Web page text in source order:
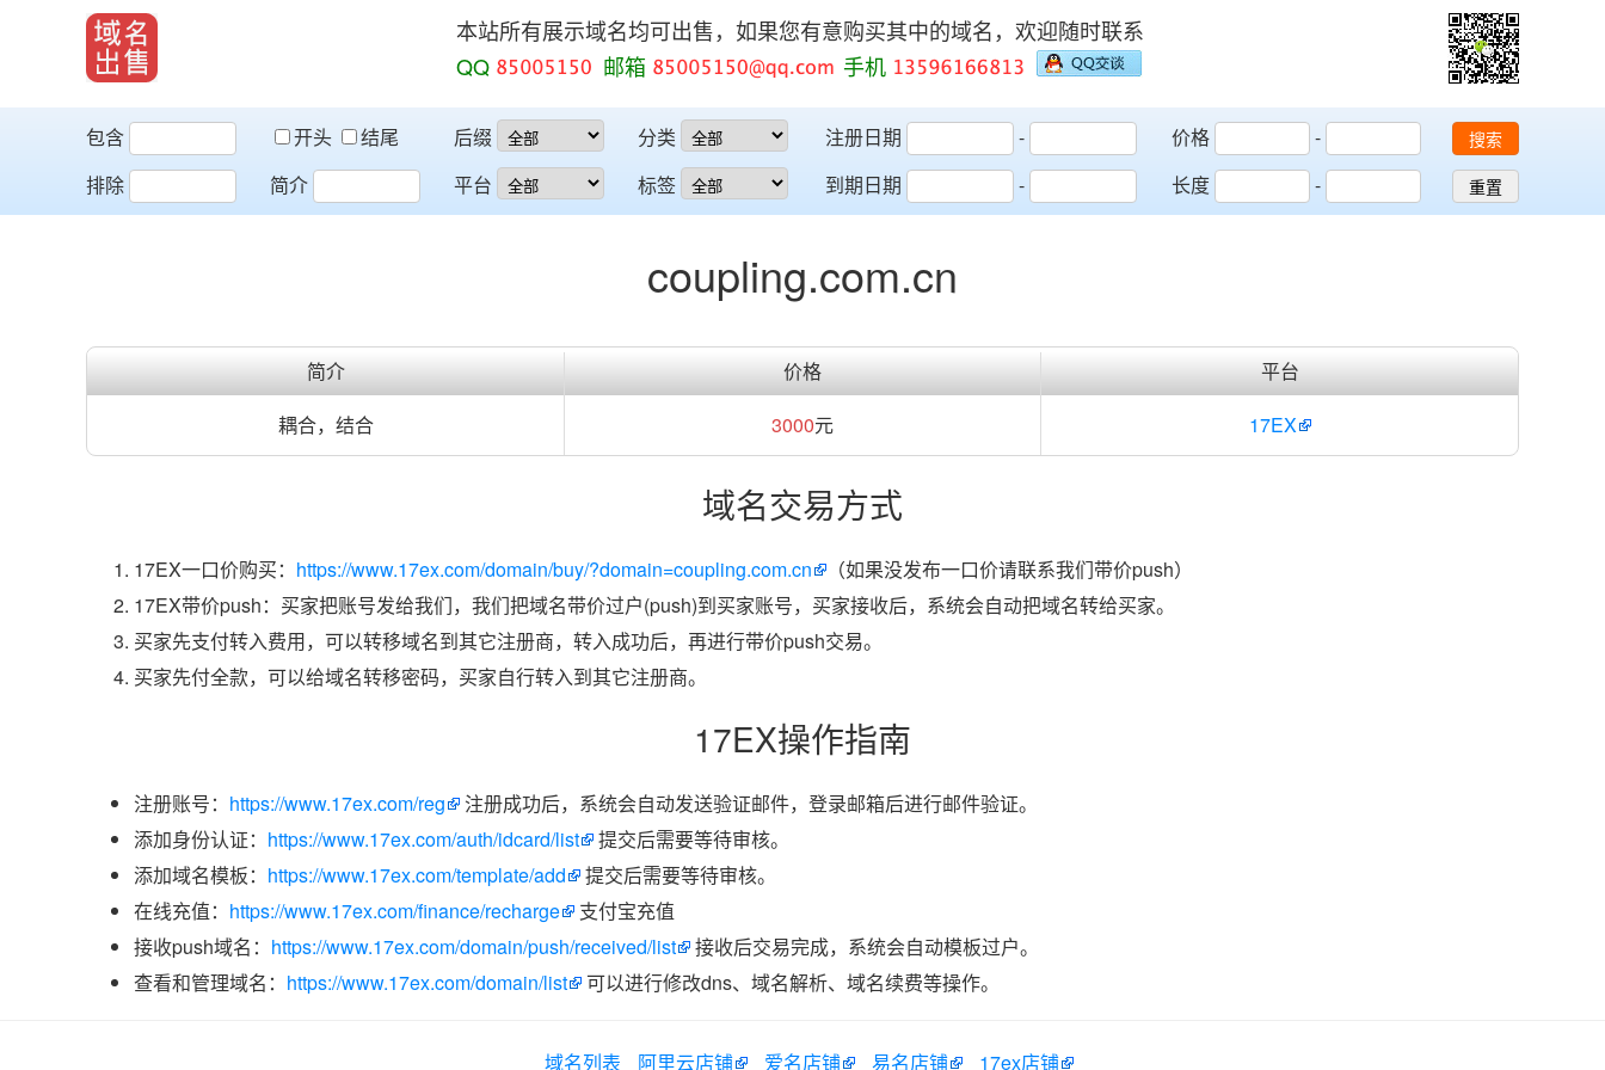
本站所有展示域名均可出售，如果您有意购买其中的域名，欢迎随时联系
QQ
邮箱 手机
包含 开头
结尾
排除
简介
后缀
平台
分类
标签
注册日期
-
到期日期
-
价格
-
长度
-
搜索
重置
coupling.com.cn
简介 价格
平台
耦合，结合
3000元 17EX
域名交易方式
17EX一口价购买： https://www.17ex.com/domain/buy/?domain=coupling.com.cn
（如果没发布一口价请联系我们带价push）
17EX带价push：买家把账号发给我们，我们把域名带价过户(push)到买家账号，买家接收后，系统会自动把域名转给买家。
买家先支付转入费用，可以转移域名到其它注册商，转入成功后，再进行带价push交易。
买家先付全款，可以给域名转移密码，买家自行转入到其它注册商。
17EX操作指南
注册账号： https://www.17ex.com/reg
注册成功后，系统会自动发送验证邮件，登录邮箱后进行邮件验证。
添加身份认证： https://www.17ex.com/auth/idcard/list
提交后需要等待审核。
添加域名模板： https://www.17ex.com/template/add
提交后需要等待审核。
在线充值： https://www.17ex.com/finance/recharge
支付宝充值
接收push域名： https://www.17ex.com/domain/push/received/list
接收后交易完成，系统会自动模板过户。
查看和管理域名： https://www.17ex.com/domain/list 可以进行修改dns、域名解析、域名续费等操作。
域名列表 阿里云店铺 爱名店铺 易名店铺 17ex店铺